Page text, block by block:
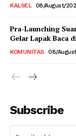
KALSEL 08/August/
Pra-Launching
Gelar Lapak Baca
KOMUNITAS 08/
Subscribe